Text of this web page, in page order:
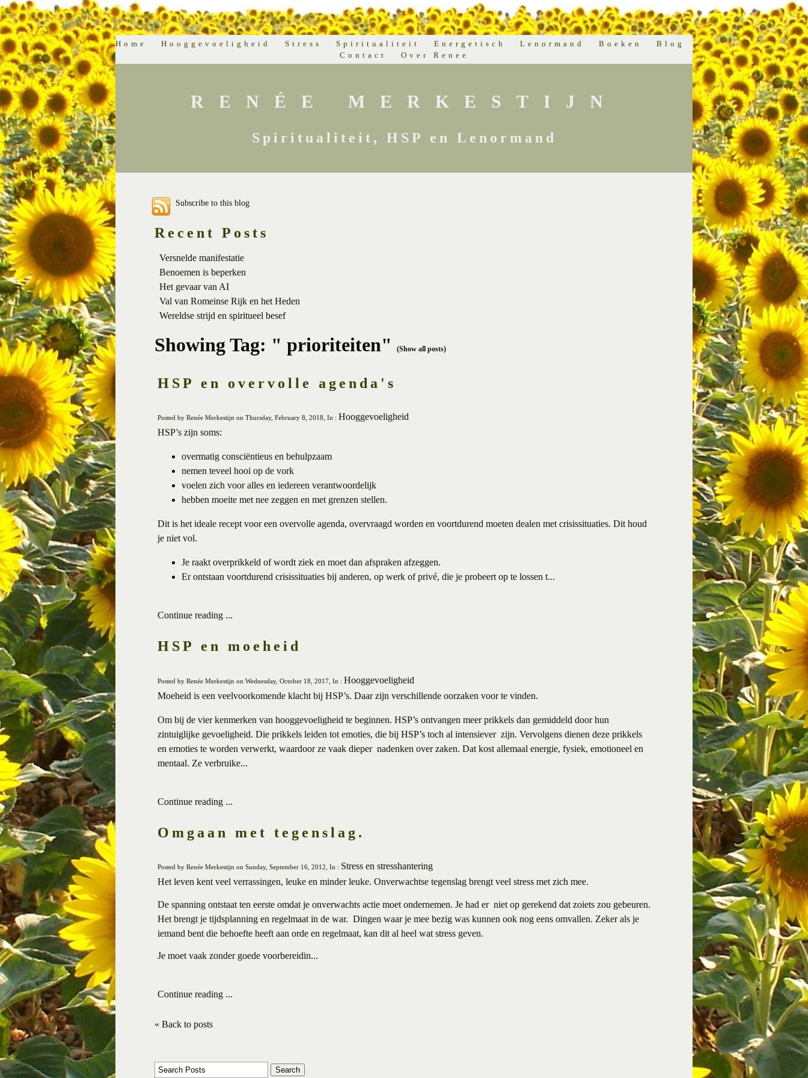
Home Hooggevoeligheid Stress Spiritualiteit Energetisch Lenormand Boeken
Blog
Contact
Over Renee
RENÉE MERKESTIJN
Spiritualiteit, HSP en Lenormand
Subscribe to this blog
Recent Posts
Versnelde manifestatie
Benoemen is beperken
Het gevaar van AI
Val van Romeinse Rijk en het Heden
Wereldse strijd en spiritueel besef
Showing Tag: " prioriteiten" (Show all posts)
HSP en overvolle agenda's
Posted by Renée Merkestijn on Thursday, February 8, 2018, In : Hooggevoeligheid
HSP’s zijn soms:
overmatig consciëntieus en behulpzaam
nemen teveel hooi op de vork
voelen zich voor alles en iedereen verantwoordelijk
hebben moeite met nee zeggen en met grenzen stellen.
Dit is het ideale recept voor een overvolle agenda, overvraagd worden en voortdurend moeten dealen met crisissituaties. Dit houd
je niet vol.
Je raakt overprikkeld of wordt ziek en moet dan afspraken afzeggen.
Er ontstaan voortdurend crisissituaties bij anderen, op werk of privé, die je probeert op te lossen t...
Continue reading ...
HSP en moeheid
Posted by Renée Merkestijn on Wednesday, October 18, 2017, In : Hooggevoeligheid
Moeheid is een veelvoorkomende klacht bij HSP’s. Daar zijn verschillende oorzaken voor te vinden.
Om bij de vier kenmerken van hooggevoeligheid te beginnen. HSP’s ontvangen meer prikkels dan gemiddeld door hun
zintuiglijke gevoeligheid. Die prikkels leiden tot emoties, die bij HSP’s toch al intensiever zijn. Vervolgens dienen deze prikkels
en emoties te worden verwerkt, waardoor ze vaak dieper nadenken over zaken. Dat kost allemaal energie, fysiek, emotioneel en
mentaal. Ze verbruike...
Continue reading ...
Omgaan met tegenslag.
Posted by Renée Merkestijn on Sunday, September 16, 2012, In : Stress en stresshantering
Het leven kent veel verrassingen, leuke en minder leuke. Onverwachtse tegenslag brengt veel stress met zich mee.
De spanning ontstaat ten eerste omdat je onverwachts actie moet ondernemen. Je had er niet op gerekend dat zoiets zou gebeuren.
Het brengt je tijdsplanning en regelmaat in de war. Dingen waar je mee bezig was kunnen ook nog eens omvallen. Zeker als je
iemand bent die behoefte heeft aan orde en regelmaat, kan dit al heel wat stress geven.
Je moet vaak zonder goede voorbereidin...
Continue reading ...
« Back to posts